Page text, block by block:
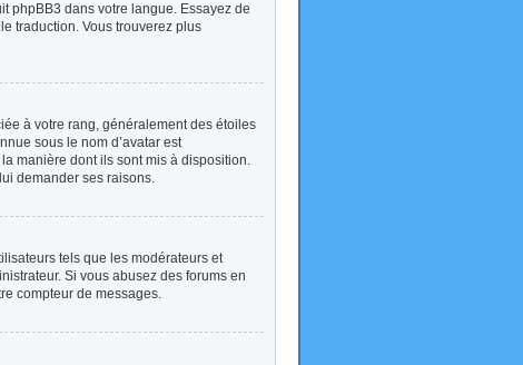
phpBB3 dans votre langue. Essayez de
traduction. Vous trouverez plus
à votre rang, généralement des étoiles
sous le nom d’avatar est
manière dont ils sont mis à disposition.
demander ses raisons.
tels que les modérateurs et
Si vous abusez des forums en
compteur de messages.